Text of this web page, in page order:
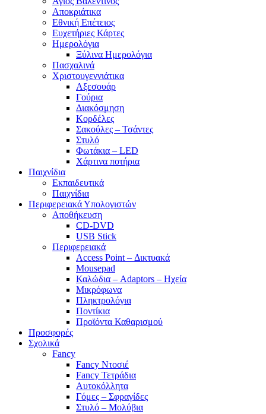
Αποκριάτικα
Εθνική Επέτειος
Ευχετήριες Κάρτες
Ημερολόγια
Ξύλινα Ημερολόγια
Πασχαλινά
Χριστουγεννιάτικα
Αξεσουάρ
Γούρια
Διακόσμηση
Κορδέλες
Σακούλες – Τσάντες
Στυλό
Φωτάκια – LED
Χάρτινα ποτήρια
Παιχνίδια
Εκπαιδευτικά
Παιχνίδια
Περιφερειακά Υπολογιστών
Αποθήκευση
CD-DVD
USB Stick
Περιφερειακά
Access Point – Δικτυακά
Mousepad
Καλώδια – Adaptors – Ηχεία
Μικρόφωνα
Πληκτρολόγια
Ποντίκια
Προϊόντα Καθαρισμού
Προσφορές
Σχολικά
Fancy
Fancy Ντοσιέ
Fancy Τετράδια
Αυτοκόλλητα
Γόμες – Σφραγίδες
Στυλό – Μολύβια